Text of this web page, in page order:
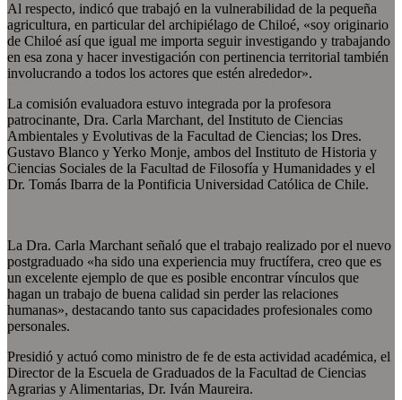
Al respecto, indicó que trabajó en la vulnerabilidad de la pequeña
agricultura, en particular del archipiélago de Chiloé, «soy originario
de Chiloé así que igual me importa seguir investigando y trabajando
en esa zona y hacer investigación con pertinencia territorial también
involucrando a todos los actores que estén alrededor».
La comisión evaluadora estuvo integrada por la profesora
patrocinante, Dra. Carla Marchant, del Instituto de Ciencias
Ambientales y Evolutivas de la Facultad de Ciencias; los Dres.
Gustavo Blanco y Yerko Monje, ambos del Instituto de Historia y
Ciencias Sociales de la Facultad de Filosofía y Humanidades y el
Dr. Tomás Ibarra de la Pontificia Universidad Católica de Chile.
La Dra. Carla Marchant señaló que el trabajo realizado por el nuevo
postgraduado «ha sido una experiencia muy fructífera, creo que es
un excelente ejemplo de que es posible encontrar vínculos que
hagan un trabajo de buena calidad sin perder las relaciones
humanas», destacando tanto sus capacidades profesionales como
personales.
Presidió y actuó como ministro de fe de esta actividad académica, el
Director de la Escuela de Graduados de la Facultad de Ciencias
Agrarias y Alimentarias, Dr. Iván Maureira.